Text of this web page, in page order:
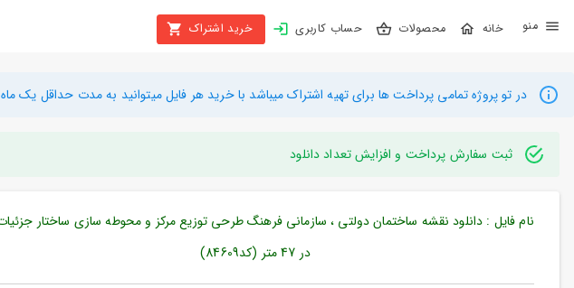
محصولات حساب کاربری خرید اشتراک
بستن
محصولات
اشتراک
ها
در تو پروژه تمامی پرداخت ها برای تهیه اشتراک میباشد با خرید هر فایل میتوانید به مدت حداقل یک ماه 35 فایل را دانلود کنید
ثبت سفارش پرداخت و افزایش تعداد دانلود
در 47 متر (کد84609)